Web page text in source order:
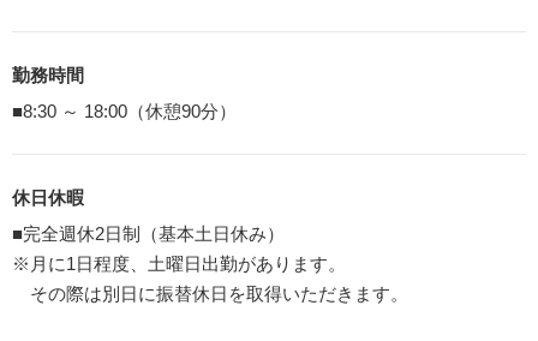
勤務時間
■8:30 ～ 18:00（休憩90分）
休日休暇
■完全週休2日制（基本土日休み）
※月に1日程度、土曜日出勤があります。
その際は別日に振替休日を取得いただきます。